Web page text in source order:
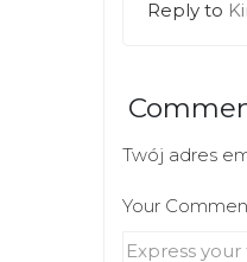
w
)
w
w
Reply to
Twój adres
Your